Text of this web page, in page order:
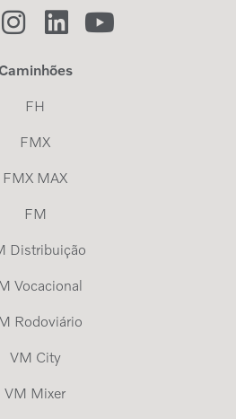
Caminhões
FH
FMX
FMX MAX
FM
Distribuição
Vocacional
Rodoviário
VM City
VM Mixer